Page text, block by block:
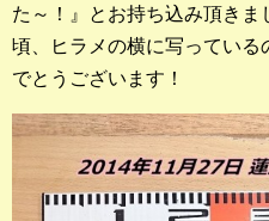
た～！』とお持ち込み頂き
頃、ヒラメの横に写ってい
でとうございます！
2023年 メジナ部門
歴代釣果ランキング
メジナ部門
シロギス部門